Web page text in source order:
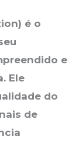
é o
e
Ele
do
de